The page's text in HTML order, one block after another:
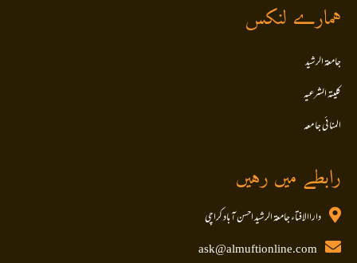
ہمارے لنکس
جامعۃ الرشید
کلیتہ الشرعیہ
المنا ئی جا معہ
رابطے میں رہیں
داراالافتاء جامعۃ الرشید احسن آباد کراچی
ask@almuftionline.com